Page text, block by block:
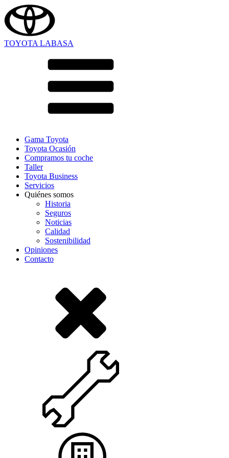
TOYOTA LABASA
Gama Toyota
Toyota Ocasión
Compramos tu coche
Taller
Toyota Business
Servicios
Quiénes somos
Historia
Seguros
Noticias
Calidad
Sostenibilidad
Opiniones
Contacto